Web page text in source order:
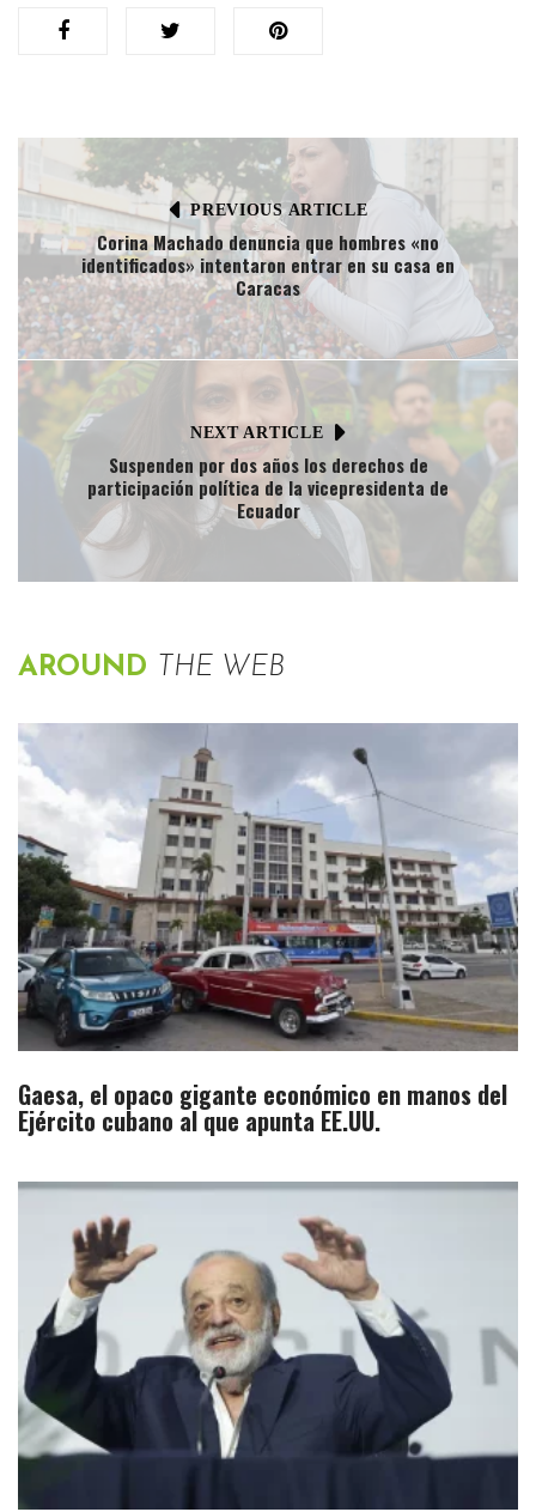
PREVIOUS ARTICLE
Corina Machado denuncia que hombres «no
identificados» intentaron entrar en su casa en
Caracas
NEXT ARTICLE
Suspenden por dos años los derechos de
participación política de la vicepresidenta de
Ecuador
AROUND THE WEB
Gaesa, el opaco gigante económico en manos del
Ejército cubano al que apunta EE.UU.